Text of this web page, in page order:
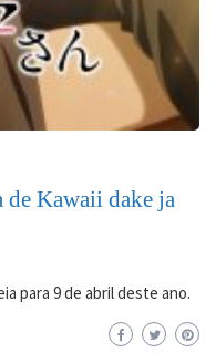
de Kawaii dake ja
para 9 de abril deste ano.